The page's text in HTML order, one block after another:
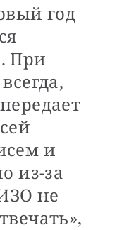
год
При
и
из-за
не